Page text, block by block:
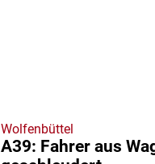
Wolfenbüttel
A39: Fahrer aus